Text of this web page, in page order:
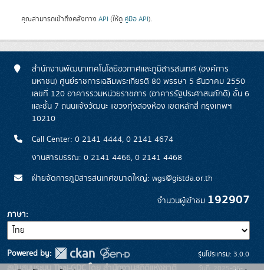
คุณสามารถเข้าถึงคลังทาง API (ให้ดู คู่มือ API).
สำนักงานพัฒนาเทคโนโลยีอวกาศและภูมิสารสนเทศ (องค์การ
มหาชน) ศูนย์ราชการเฉลิมพระเกียรติ 80 พรรษา 5 ธันวาคม 2550
เลขที่ 120 อาคารรวมหน่วยราชการ (อาคารรัฐประศาสนภักดี) ชั้น 6
และชั้น 7 ถนนแจ้งวัฒนะ แขวงทุ่งสองห้อง เขตหลักสี่ กรุงเทพฯ
10210
Call Center: 0 2141 4444, 0 2141 4674
งานสารบรรณ: 0 2141 4466, 0 2141 4468
ฝ่ายจัดการภูมิสารสนเทศขนาดใหญ่: wgs@gistda.or.th
จำนวนผู้เข้าชม 192907
ภาษา
Powered by:
รุ่นโปรแกรม: 3.0.0